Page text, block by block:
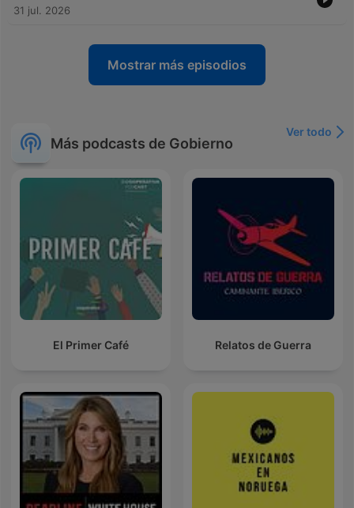
31 jul. 2026
Mostrar más episodios
Más podcasts de Gobierno
Ver todo
El Primer Café Relatos de Guerra